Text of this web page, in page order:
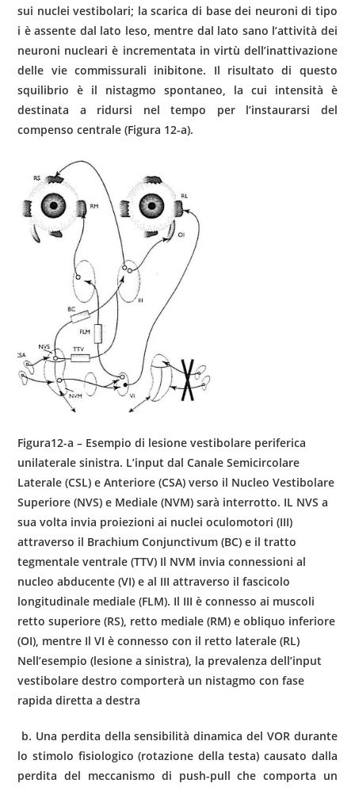
sui nuclei vestibolari; la scarica di base dei neuroni di tipo
i è assente dal lato leso, mentre dal lato sano l’attività dei
neuroni nucleari è incrementata in virtù dell’inattivazione
delle vie commissurali inibitone. Il risultato di questo
squilibrio è il nistagmo spontaneo, la cui intensità è
destinata a ridursi nel tempo per l’instaurarsi del
compenso centrale (Figura 12-a).
Figura12-a – Esempio di lesione vestibolare periferica
unilaterale sinistra. L’input dal Canale Semicircolare
Laterale (CSL) e Anteriore (CSA) verso il Nucleo Vestibolare
Superiore (NVS) e Mediale (NVM) sarà interrotto. IL NVS a
sua volta invia proiezioni ai nuclei oculomotori (III)
attraverso il Brachium Conjunctivum (BC) e il tratto
tegmentale ventrale (TTV) Il NVM invia connessioni al
nucleo abducente (VI) e al III attraverso il fascicolo
longitudinale mediale (FLM). Il III è connesso ai muscoli
retto superiore (RS), retto mediale (RM) e obliquo inferiore
(OI), mentre Il VI è connesso con il retto laterale (RL)
Nell’esempio (lesione a sinistra), la prevalenza dell’input
vestibolare destro comporterà un nistagmo con fase
rapida diretta a destra
b. Una perdita della sensibilità dinamica del VOR durante
lo stimolo fisiologico (rotazione della testa) causato dalla
perdita del meccanismo di push-pull che comporta un